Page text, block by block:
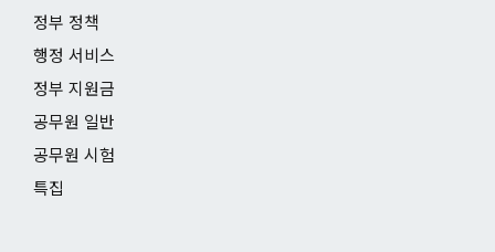
정부 정책
행정 서비스
정부 지원금
공무원 일반
공무원 시험
특집